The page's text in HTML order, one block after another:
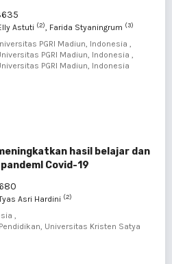
Astuti (2), Farida Styaningrum (3)
PGRI Madiun, Indonesia ,
PGRI Madiun, Indonesia ,
PGRI Madiun, Indonesia
hasil belajar dan
Covid-19
Asri Hardini (2)
,
Universitas Kristen Satya